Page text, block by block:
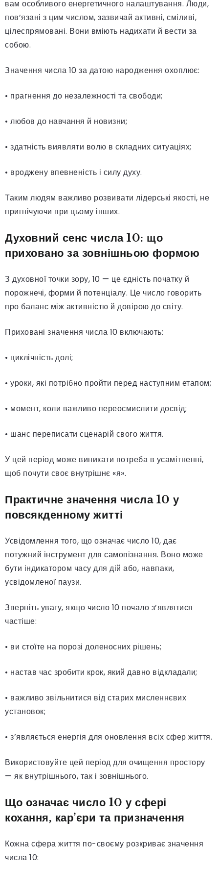
вам особливого енергетичного налаштування. Люди,
пов’язані з цим числом, зазвичай активні, сміливі,
цілеспрямовані. Вони вміють надихати й вести за
собою.
Значення числа 10 за датою народження охоплює:
• прагнення до незалежності та свободи;
• любов до навчання й новизни;
• здатність виявляти волю в складних ситуаціях;
• вроджену впевненість і силу духу.
Таким людям важливо розвивати лідерські якості, не
пригнічуючи при цьому інших.
Духовний сенс числа 10: що
приховано за зовнішньою формою
З духовної точки зору, 10 — це єдність початку й
порожнечі, форми й потенціалу. Це число говорить
про баланс між активністю й довірою до світу.
Приховані значення числа 10 включають:
• циклічність долі;
• уроки, які потрібно пройти перед наступним етапом;
• момент, коли важливо переосмислити досвід;
• шанс переписати сценарій свого життя.
У цей період може виникати потреба в усамітненні,
щоб почути своє внутрішнє «я».
Практичне значення числа 10 у
повсякденному житті
Усвідомлення того, що означає число 10, дає
потужний інструмент для самопізнання. Воно може
бути індикатором часу для дій або, навпаки,
усвідомленої паузи.
Зверніть увагу, якщо число 10 почало з’являтися
частіше:
• ви стоїте на порозі доленосних рішень;
• настав час зробити крок, який давно відкладали;
• важливо звільнитися від старих мисленнєвих
установок;
• з’являється енергія для оновлення всіх сфер життя.
Використовуйте цей період для очищення простору
— як внутрішнього, так і зовнішнього.
Що означає число 10 у сфері
кохання, кар’єри та призначення
Кожна сфера життя по-своєму розкриває значення
числа 10: